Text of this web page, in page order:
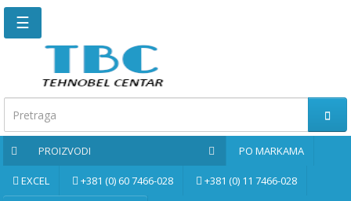
Glavna
Kontaktirajte
nas
Po
markama
☰
PROIZVODI PO MARKAMA
EXCEL +381 (0) 60 7466-028 +381 (0) 11 7466-028